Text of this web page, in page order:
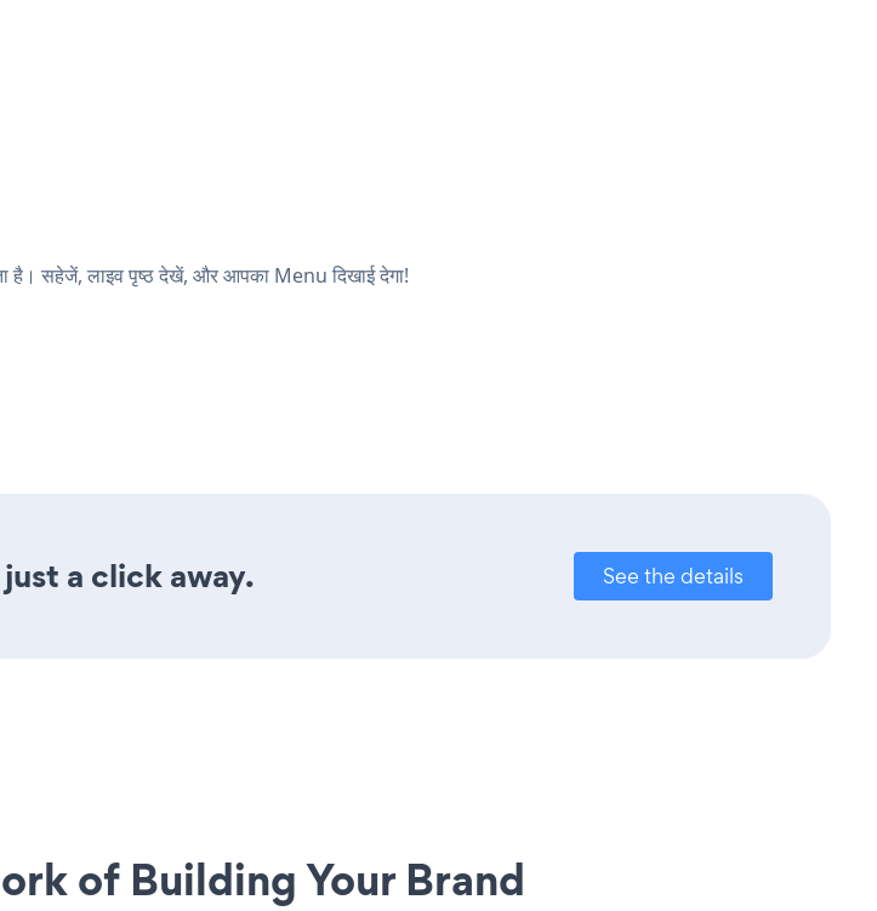
है। सहेजें, लाइव पृष्ठ देखें, और आपका Menu दिखाई देगा!
a click away. See the details
of Building Your Brand